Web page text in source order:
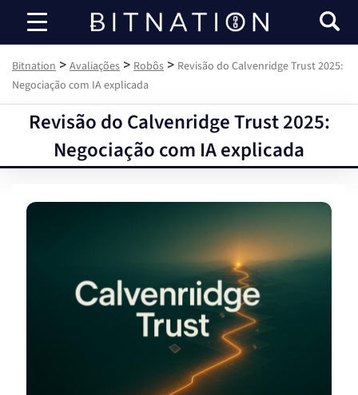
Bitnation
Bitnation > Avaliações > Robôs > Revisão do Calvenridge Trust 2025:
Negociação com IA explicada
Revisão do Calvenridge Trust 2025:
Negociação com IA explicada